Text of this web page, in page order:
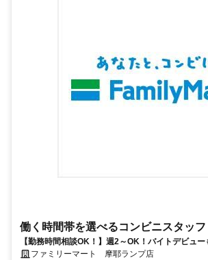
働く時間帯を選べるコンビニスタッフ
【勤務時間相談OK！】週2～OK！バイトデビュー
ファミリーマート 摩耶ランプ店